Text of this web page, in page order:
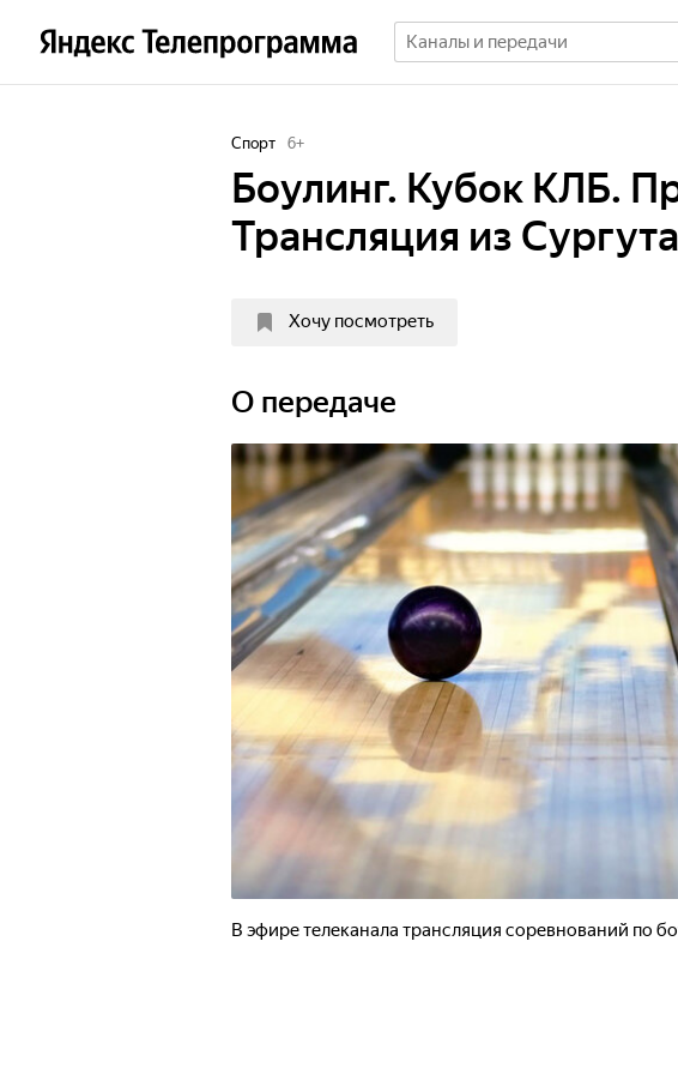
Спорт 6+
Боулинг. Кубок КЛБ.
Трансляция из Сургута
Хочу посмотреть
О передаче
В эфире телеканала трансляция соревнований по